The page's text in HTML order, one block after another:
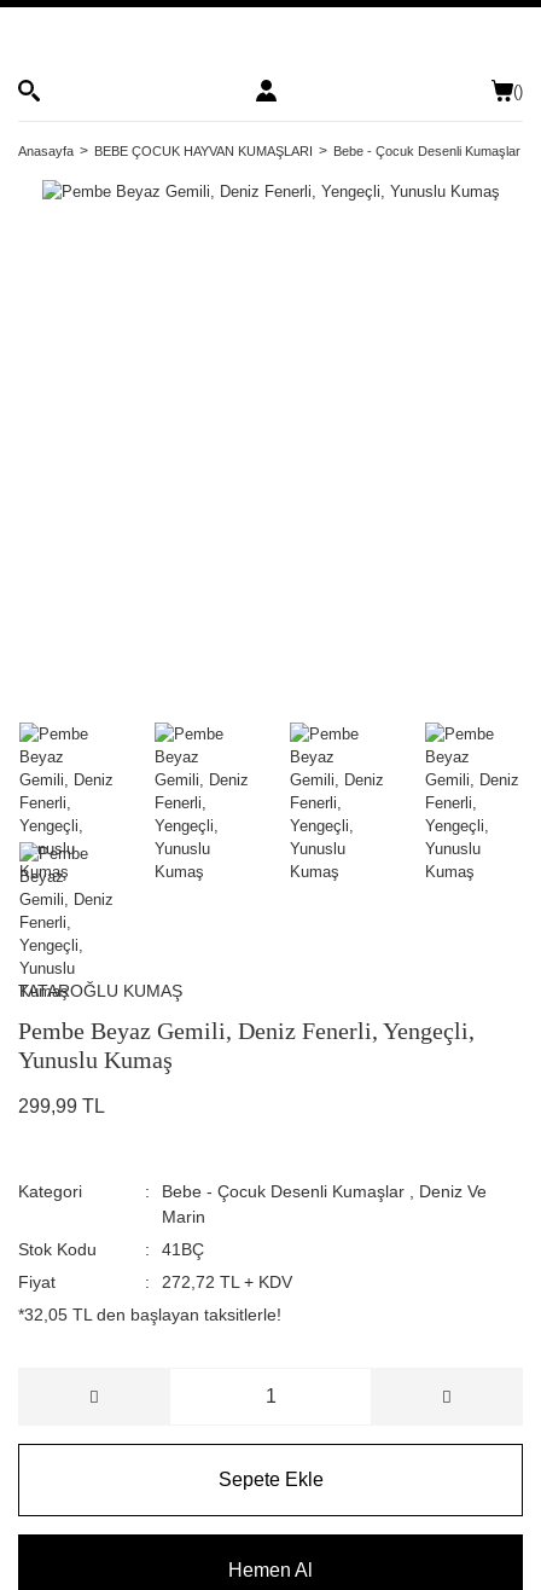
()
Anasayfa BEBE ÇOCUK HAYVAN KUMAŞLARI Bebe - Çocuk Desenli Kumaşlar
TATAROĞLU KUMAŞ
Pembe Beyaz Gemili, Deniz Fenerli, Yengeçli,
Yunuslu Kumaş
299,99 TL
Kategori Bebe - Çocuk Desenli Kumaşlar
Deniz Ve
Marin
Stok Kodu
41BÇ
Fiyat
272,72 TL + KDV
*32,05 TL den başlayan taksitlerle!
Sepete Ekle
Hemen Al